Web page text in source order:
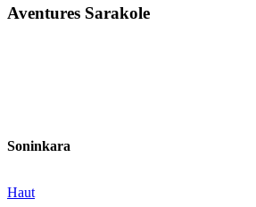
Aventures Sarakole
Soninkara
Haut